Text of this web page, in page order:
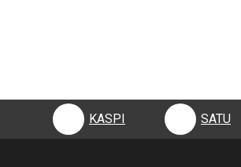
KASPI SATU